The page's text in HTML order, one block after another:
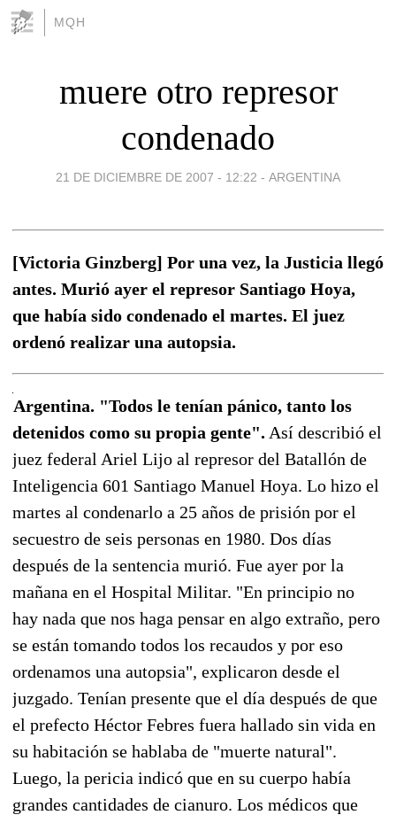
MQH
muere otro represor
condenado
21 DE DICIEMBRE DE 2007 - 12:22 - ARGENTINA
[Victoria Ginzberg] Por una vez, la Justicia llegó
antes. Murió ayer el represor Santiago Hoya,
que había sido condenado el martes. El juez
ordenó realizar una autopsia.
Argentina. "Todos le tenían pánico, tanto los
detenidos como su propia gente". Así describió el
juez federal Ariel Lijo al represor del Batallón de
Inteligencia 601 Santiago Manuel Hoya. Lo hizo el
martes al condenarlo a 25 años de prisión por el
secuestro de seis personas en 1980. Dos días
después de la sentencia murió. Fue ayer por la
mañana en el Hospital Militar. "En principio no
hay nada que nos haga pensar en algo extraño, pero
se están tomando todos los recaudos y por eso
ordenamos una autopsia", explicaron desde el
juzgado. Tenían presente que el día después de que
el prefecto Héctor Febres fuera hallado sin vida en
su habitación se hablaba de "muerte natural".
Luego, la pericia indicó que en su cuerpo había
grandes cantidades de cianuro. Los médicos que